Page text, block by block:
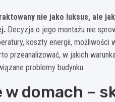
nie jako luksus, ale
Decyzja o jego montażu nie
koszty energii,
przeanalizować, w jakich
problemy budynku.
domach –